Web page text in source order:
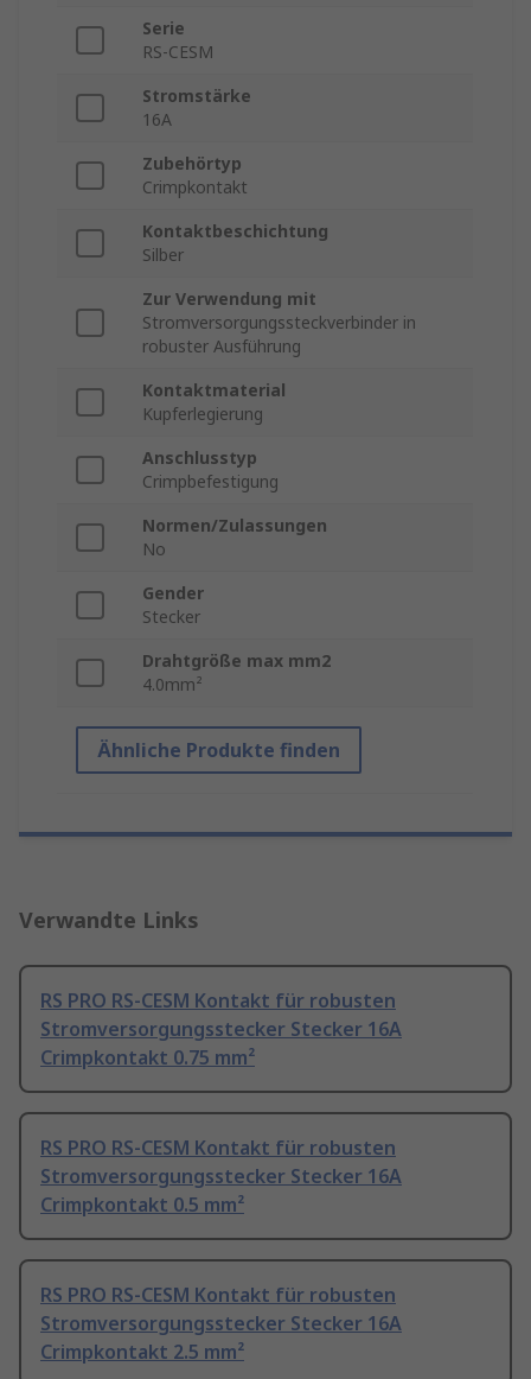
Serie
RS-CESM
Stromstärke
16A
Zubehörtyp
Crimpkontakt
Kontaktbeschichtung
Silber
Zur Verwendung mit
Stromversorgungssteckverbinder in
robuster Ausführung
Kontaktmaterial
Kupferlegierung
Anschlusstyp
Crimpbefestigung
Normen/Zulassungen
No
Gender
Stecker
Drahtgröße max mm2
4.0mm²
Ähnliche Produkte finden
Verwandte Links
RS PRO RS-CESM Kontakt für robusten
Stromversorgungsstecker Stecker 16A
Crimpkontakt 0.75 mm²
RS PRO RS-CESM Kontakt für robusten
Stromversorgungsstecker Stecker 16A
Crimpkontakt 0.5 mm²
RS PRO RS-CESM Kontakt für robusten
Stromversorgungsstecker Stecker 16A
Crimpkontakt 2.5 mm²